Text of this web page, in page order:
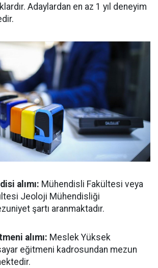
Adaylardan en az 1 yıl deneyim
alımı: Mühendisli Fakültesi veya
Jeoloji Mühendisliği
şartı aranmaktadır.
alımı: Meslek Yüksek
eğitmeni kadrosundan mezun